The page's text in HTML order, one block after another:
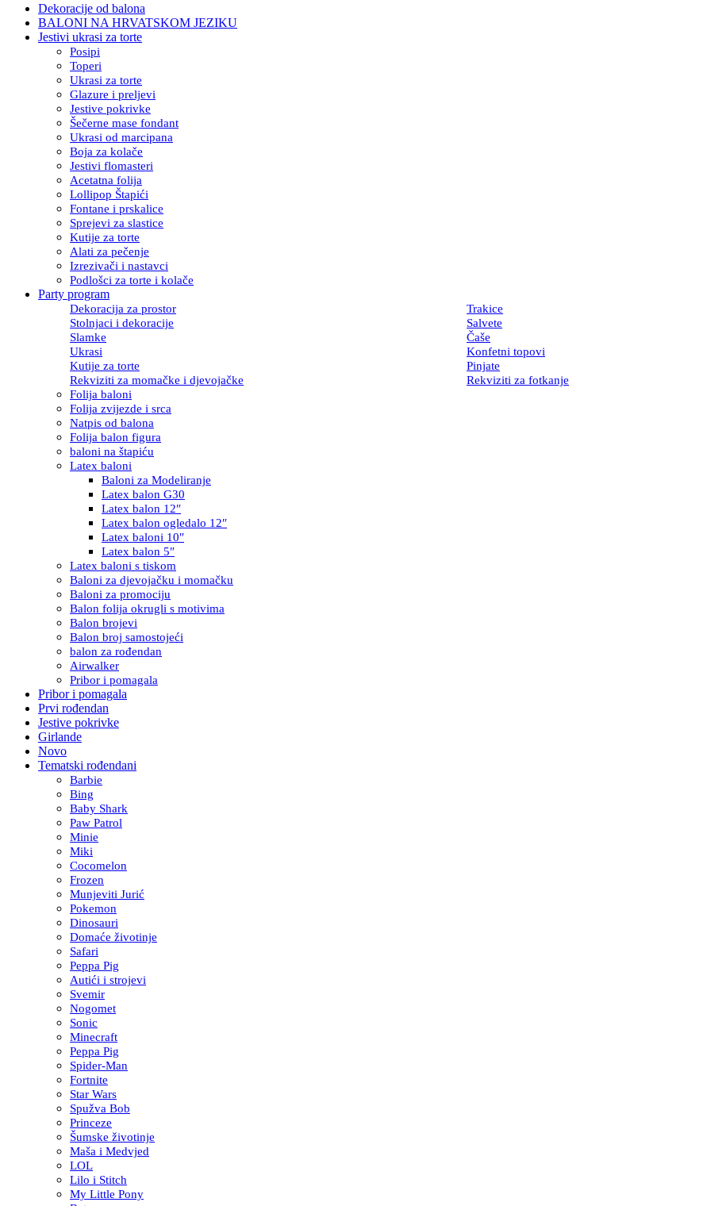
Dekoracije od balona
BALONI NA HRVATSKOM JEZIKU
Jestivi ukrasi za torte
Posipi
Toperi
Ukrasi za torte
Glazure i preljevi
Jestive pokrivke
Šečerne mase fondant
Ukrasi od marcipana
Boja za kolače
Jestivi flomasteri
Acetatna folija
Lollipop Štapići
Fontane i prskalice
Sprejevi za slastice
Kutije za torte
Alati za pečenje
Izrezivači i nastavci
Podlošci za torte i kolače
Party program
Dekoracija za prostor
Trakice
Stolnjaci i dekoracije
Salvete
Slamke
Čaše
Ukrasi
Konfetni topovi
Kutije za torte
Pinjate
Rekviziti za momačke i djevojačke
Rekviziti za fotkanje
Folija baloni
Folija zvijezde i srca
Natpis od balona
Folija balon figura
baloni na štapiću
Latex baloni
Baloni za Modeliranje
Latex balon G30
Latex balon 12″
Latex balon ogledalo 12″
Latex baloni 10″
Latex balon 5″
Latex baloni s tiskom
Baloni za djevojačku i momačku
Baloni za promociju
Balon folija okrugli s motivima
Balon brojevi
Balon broj samostojeći
balon za rođendan
Airwalker
Pribor i pomagala
Pribor i pomagala
Prvi rođendan
Jestive pokrivke
Girlande
Novo
Tematski rođendani
Barbie
Bing
Baby Shark
Paw Patrol
Minie
Miki
Cocomelon
Frozen
Munjeviti Jurić
Pokemon
Dinosauri
Domaće životinje
Safari
Peppa Pig
Autići i strojevi
Svemir
Nogomet
Sonic
Minecraft
Peppa Pig
Spider-Man
Fortnite
Star Wars
Spužva Bob
Princeze
Šumske životinje
Maša i Medvjed
LOL
Lilo i Stitch
My Little Pony